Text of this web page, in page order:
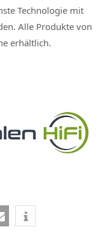
Technologie mit
Alle Produkte von
erhältlich.